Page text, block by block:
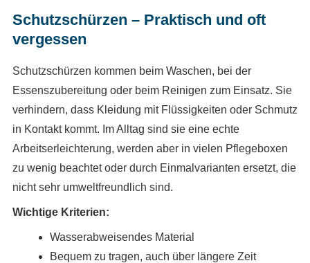
Schutzschürzen – Praktisch und oft
vergessen
Schutzschürzen kommen beim Waschen, bei der
Essenszubereitung oder beim Reinigen zum Einsatz. Sie
verhindern, dass Kleidung mit Flüssigkeiten oder Schmutz
in Kontakt kommt. Im Alltag sind sie eine echte
Arbeitserleichterung, werden aber in vielen Pflegeboxen
zu wenig beachtet oder durch Einmalvarianten ersetzt, die
nicht sehr umweltfreundlich sind.
Wichtige Kriterien:
Wasserabweisendes Material
Bequem zu tragen, auch über längere Zeit